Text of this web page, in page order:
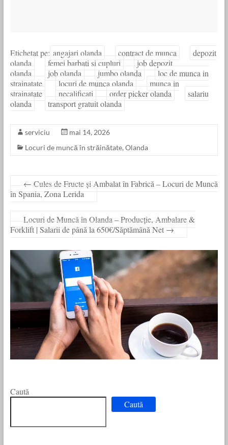
Etichetat pe: angajari olanda contract de munca
depozit
olanda
femei barbati si cupluri
job depozit
olanda
job olanda jumbo olanda
loc de munca in
strainatate
locuri de munca olanda
munca in
strainatate
necalificati order picker olanda
salariu
olanda
transport gratuit olanda
serviciu
mai 14, 2026
Locuri de muncă în străinătate, Olanda
← Cules de Fructe și Ambalat în Fabrică – Locuri de Muncă
în Spania, Zona Lerida
Locuri de Muncă în Olanda – Producție, Ambalare &
Forklift | Salarii de până la 650€/Săptămână Net →
Caută
Caută